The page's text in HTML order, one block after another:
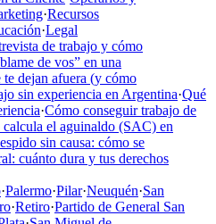
·Recursos
·Legal
de trabajo y cómo
de vos” en una
dejan afuera (y cómo
sin experiencia en Argentina·Qué
·Cómo conseguir trabajo de
calcula el aguinaldo (SAC) en
sin causa: cómo se
cuánto dura y tus derechos
·Palermo·Pilar·Neuquén·San
·Retiro·Partido de General San